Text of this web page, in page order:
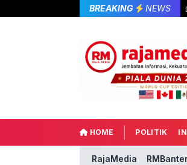
BREAKING NEWS
HOME POLITIK
RajaMedia